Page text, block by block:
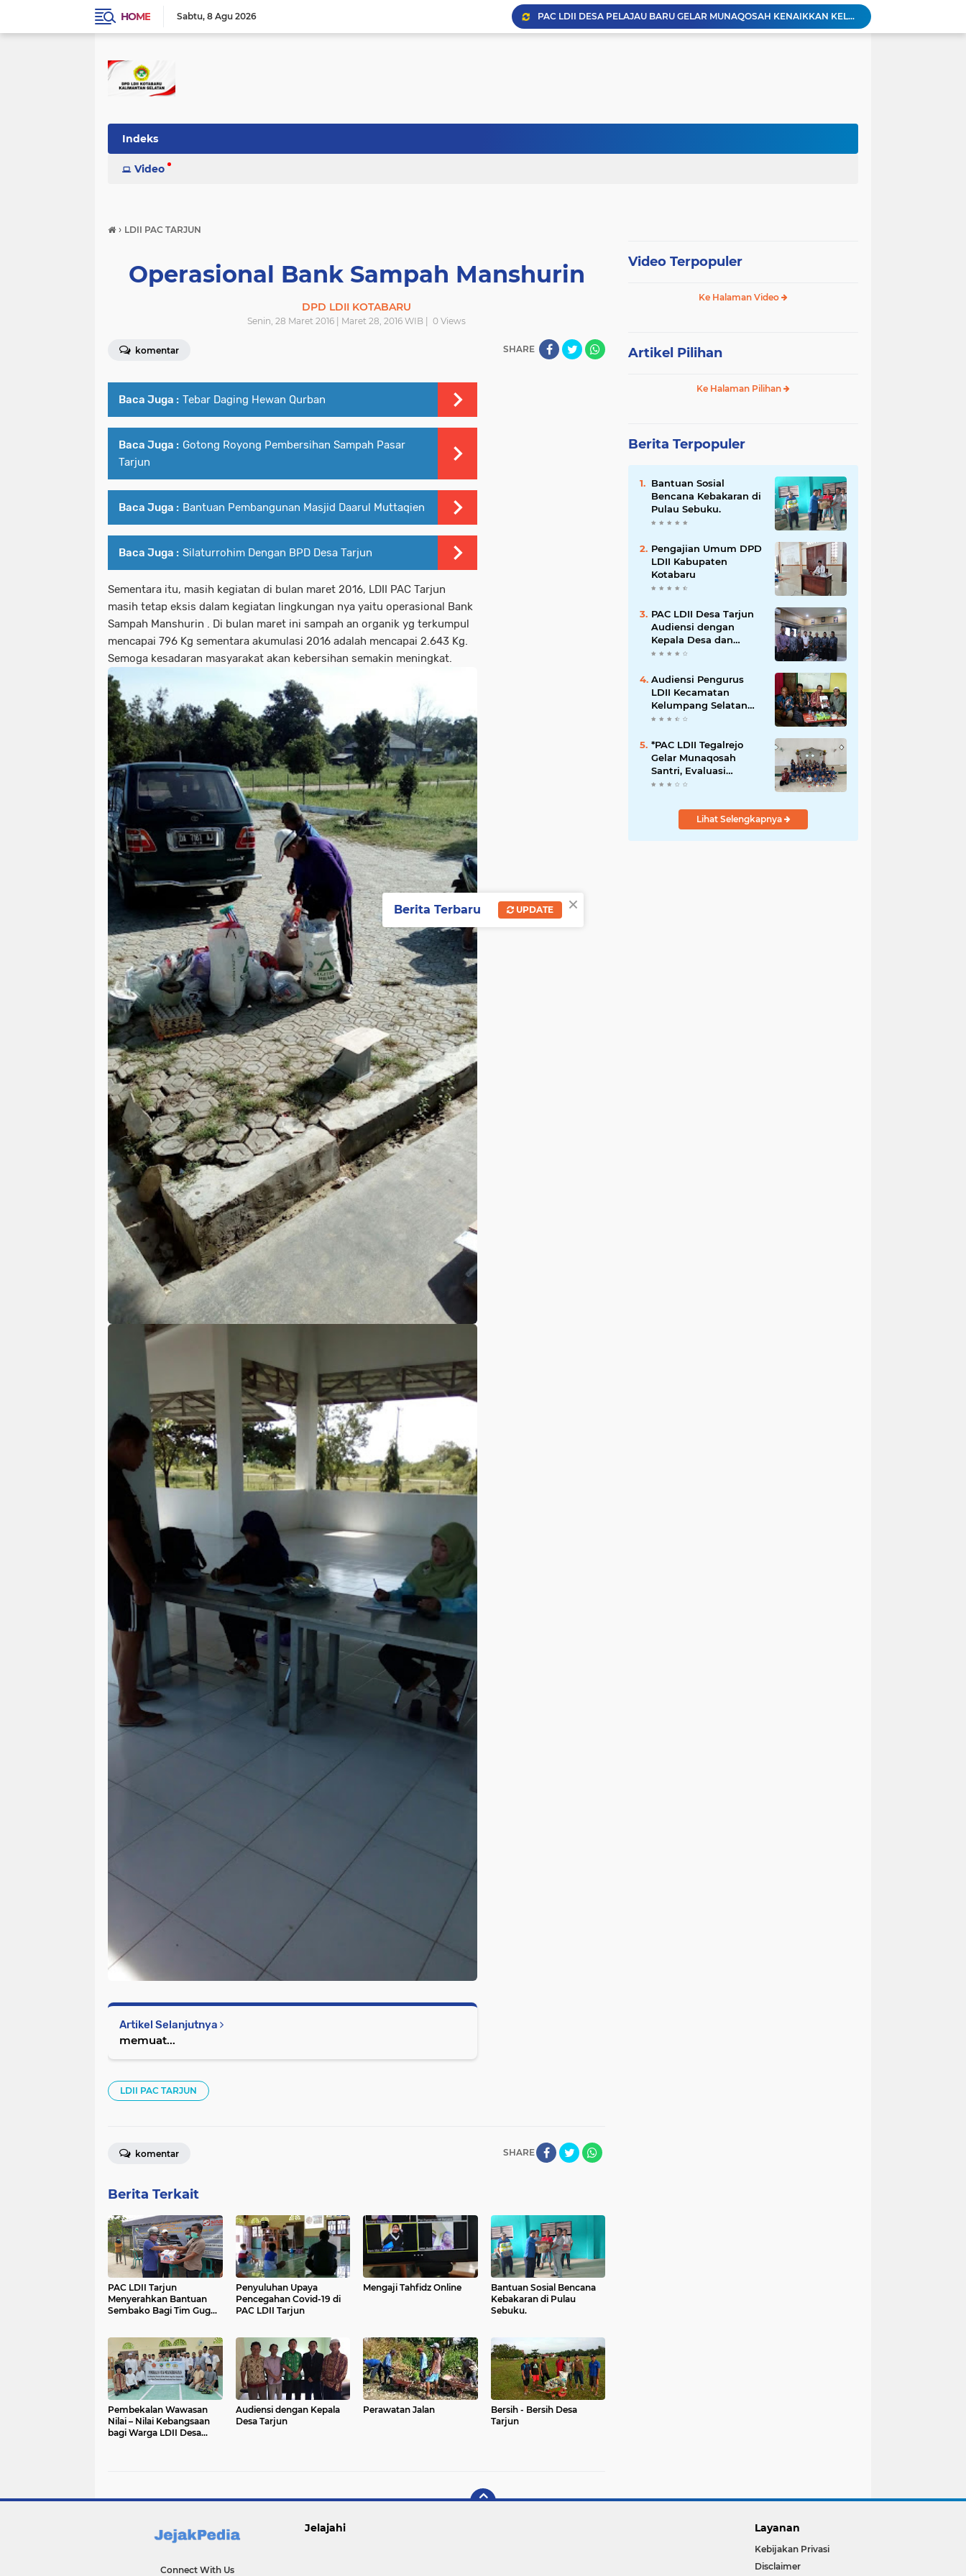
HOME Sabtu 8 Agu 2026
PAC LDII DESA PELAJAU BARU GELAR MUNAQOSAH KENAIKKAN KELAS, MEMBENTUK GENERASI YANG BERAKHLAKUL KARIMAH DAN MANDIRI.
PAC Sungai Kupang Jaya Gelar Munaqosah Kenaikan Kelas, Cetak Generasi Qurani Berakhlak Mulia
Achievement Motivation Training Bagi Generasi Muda LDII Kotabaru
Indeks
Video
› LDII PAC TARJUN
Operasional Bank Sampah Manshurin
DPD LDII KOTABARU
Senin, 28 Maret 2016 | Maret 28, 2016 WIB | 0 Views
komentar SHARE
Baca Juga : Tebar Daging Hewan Qurban
Baca Juga : Gotong Royong Pembersihan Sampah Pasar
Tarjun
Baca Juga : Bantuan Pembangunan Masjid Daarul Muttaqien
Baca Juga : Silaturrohim Dengan BPD Desa Tarjun
Sementara itu, masih kegiatan di bulan maret 2016, LDII PAC Tarjun
masih tetap eksis dalam kegiatan lingkungan nya yaitu operasional Bank
Sampah Manshurin . Di bulan maret ini sampah an organik yg terkumpul
mencapai 796 Kg sementara akumulasi 2016 adalah mencapai 2.643 Kg.
Semoga kesadaran masyarakat akan kebersihan semakin meningkat.
Artikel Selanjutnya
memuat...
LDII PAC TARJUN
SHARE
komentar
Berita Terkait
PAC LDII Tarjun
Menyerahkan Bantuan
Sembako Bagi Tim Gugus
Penyuluhan Upaya
Pencegahan Covid-19 di
PAC LDII Tarjun
Mengaji Tahfidz Online
Bantuan Sosial Bencana
Kebakaran di Pulau
Sebuku.
Pembekalan Wawasan
Nilai – Nilai Kebangsaan
bagi Warga LDII Desa
Audiensi dengan Kepala
Desa Tarjun
Perawatan Jalan
Bersih - Bersih Desa
Tarjun
Video Terpopuler
Ke Halaman Video
Artikel Pilihan
Ke Halaman Pilihan
Berita Terpopuler
Bantuan Sosial
Bencana Kebakaran di
Pulau Sebuku.
Pengajian Umum DPD
LDII Kabupaten
Kotabaru
PAC LDII Desa Tarjun
Audiensi dengan
Kepala Desa dan
Babinsa
Audiensi Pengurus
LDII Kecamatan
Kelumpang Selatan
Dengan K.U.A.
*PAC LDII Tegalrejo
Gelar Munaqosah
Santri, Evaluasi
Pembelajaran Akhlak
Lihat Selengkapnya
Connect With Us
Jelajahi Layanan
Kebijakan Privasi
Disclaimer
×
Berita Terbaru UPDATE